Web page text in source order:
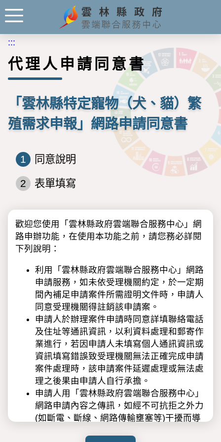
:::
代理人申請同意書
「雲林縣特定寵物（犬、貓）繁
殖需求申報」網路申請同意書
1 同意說明
2 表單填寫
歡迎您使用「雲林縣政府雲端聯合服務中心」網
路申辦功能，在使用本功能之前，請您務必詳閱
下列說明：
利用「雲林縣政府雲端聯合服務中心」網路
申請服務，如未依受理機關約定，於一定期
間內補足申請案件所需證明文件時，申請人
同意受理機關得註銷該申請案。
申請人於辦理案件申請時同意詳填聯絡電話
及住址等通訊資訊，以利資料處理和郵寄作
業進行，若因申請人未填寫個人通訊資訊或
資訊填寫錯誤致受理機關無法正確完成申請
案件處理時，該申請案件延遲處理或無法處
理之後果由申請人自行承擔。
申請人用「雲林縣政府雲端聯合服務中心」
網路申請內容之傳訊，如經不可抗拒之外力
(如斷電、斷線、網路傳輸壅塞等)干擾而導